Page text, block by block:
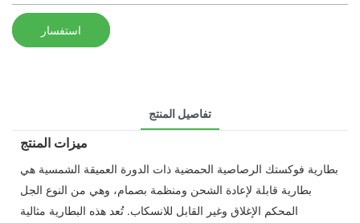
استفسار
تفاصيل المنتج
ميزات المنتج
بطارية فوكستك الرصاصية الحمضية ذات الدورة العميقة الشمسية هي
بطارية قابلة لإعادة الشحن ومنظمة بصمام، وهي من النوع الجل
المحكم الإغلاق وغير القابل للانسكاب. تُعد هذه البطارية مثالية